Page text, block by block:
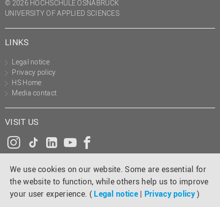
We use cookies on our website. Some are essential for
the website to function, while others help us to improve
your user experience. ( Legal notice | Privacy policy)
© 2026 HOCHSCHULE OSNABRÜCK
UNIVERSITY OF APPLIED SCIENCES
LINKS
Legal notice
Privacy policy
HS Home
Media contact
VISIT US
Instagram
Tiktok
LinkedInYouTube